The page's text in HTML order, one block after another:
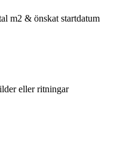
m2 & önskat startdatum
eller ritningar